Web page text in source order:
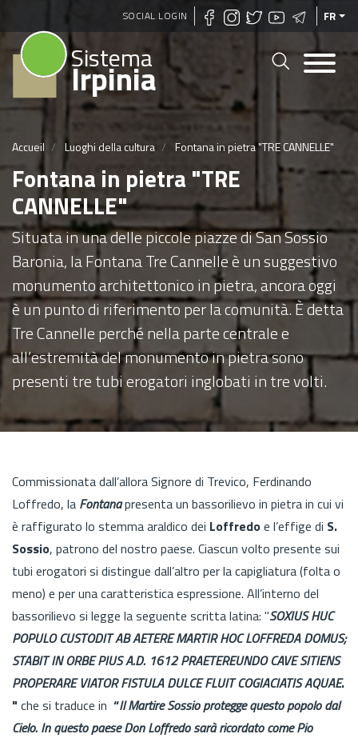
Aller
au
principal
SOCIAL LOGIN FR
Sistema
Irpinia
Accueil Luoghi della cultura Fontana in pietra "TRE CANNELLE"
Fontana in pietra "TRE
CANNELLE"
Situata in una delle piccole piazze di San Sossio
Baronia, la Fontana Tre Cannelle è un suggestivo
monumento architettonico in pietra, ancora oggi
è un punto di riferimento per la comunità. È detta
Tre Cannelle perché nella parte centrale e
all’estremità del monumento in pietra sono
presenti tre tubi erogatori inglobati in tre volti.
Commissionata dall’allora Signore di Trevico, Ferdinando
Loffredo, la Fontanapresenta un bassorilievo in pietra in cui vi
è raffigurato lo stemma araldico dei Loffredoe l’effige di S.
Sossio, patrono del nostro paese. Ciascun volto presente sui
tubi erogatori si distingue dall’altro per la capigliatura (folta o
meno) e per una caratteristica espressione. All’interno del
bassorilievo si legge la seguente scritta latina: "SOXIUS HUC
POPULO CUSTODIT AB AETERE MARTIR HOC LOFFREDA DOMUS;
STABIT IN ORBE PIUS A.D. 1612 PRAETEREUNDO CAVE SITIENS
PROPERARE VIATOR FISTULA DULCE FLUIT COGIACIATIS AQUAE.
" che si traduce in “Il Martire Sossio protegge questo popolo dal
Cielo. In questo paese Don Loffredo sarà ricordato come Pio